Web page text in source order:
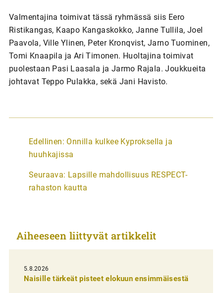
Valmentajina toimivat tässä ryhmässä siis Eero
Ristikangas, Kaapo Kangaskokko, Janne Tullila, Joel
Paavola, Ville Ylinen, Peter Kronqvist, Jarno Tuominen,
Tomi Knaapila ja Ari Timonen. Huoltajina toimivat
puolestaan Pasi Laasala ja Jarmo Rajala. Joukkueita
johtavat Teppo Pulakka, sekä Jani Havisto.
A
r
i
l
e
Edellinen: Onnilla kulkee Kyproksella ja
huuhkajissa
Seuraava: Lapsille mahdollisuus RESPECT-
rahaston kautta
Aiheeseen liittyvät artikkelit
5.8.2026
Naisille tärkeät pisteet elokuun ensimmäisestä